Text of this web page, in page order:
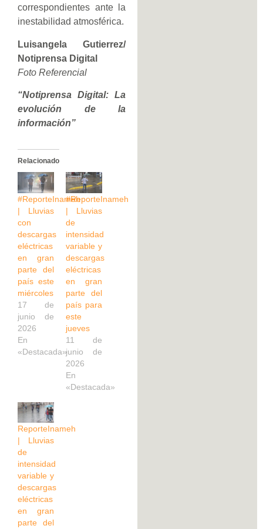
correspondientes ante la
inestabilidad atmosférica.
Luisangela Gutierrez/
Notiprensa Digital
Foto Referencial
“Notiprensa Digital: La
evolución de la
información”
Relacionado
#ReporteInameh
| Lluvias
con
descargas
eléctricas
en gran
parte del
país este
miércoles
17 de
junio de
2026
En
«Destacada»
#ReporteInameh
| Lluvias
de
intensidad
variable y
descargas
eléctricas
en gran
parte del
país para
este
jueves
11 de
junio de
2026
En
«Destacada»
ReporteInameh
| Lluvias
de
intensidad
variable y
descargas
eléctricas
en gran
parte del